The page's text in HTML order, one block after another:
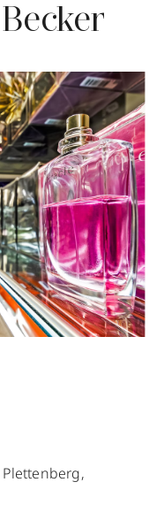
Plettenberg,